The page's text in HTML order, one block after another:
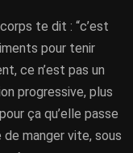
te dit : “c’est
pour tenir
ce n’est pas un
progressive, plus
ça qu’elle passe
manger vite, sous